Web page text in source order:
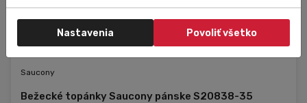
Skladom V predajni Zľava Výpredaj
Saucony
Bežecké topánky Saucony pánske S20838-35
Nastavenia Povoliť všetko